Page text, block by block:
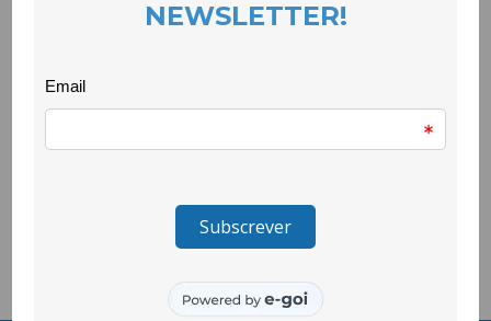
histórias pela Quarta Parede. O Rasgar Silêncios é promovido
financiado pelo Programa Cidadãos Ativ@s / Active Citizens
Fund, gerido em Portugal pela Fundação Calouste Gulbenkian
domestica-mais-de-60-das-queixas-de-acabam-